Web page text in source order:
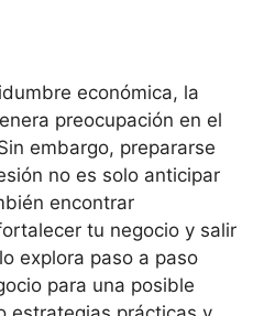
económica, la
preocupación en el
embargo, prepararse
no es solo anticipar
encontrar
tu negocio y salir
explora paso a paso
para una posible